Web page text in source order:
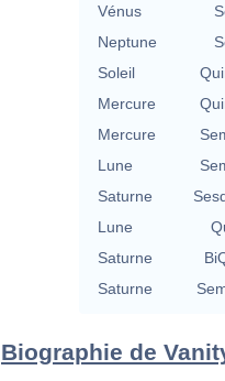
Vénus
Neptune
Soleil
Mercure
Mercure
Lune
Saturne
Lune
Saturne
Saturne
Biographie de